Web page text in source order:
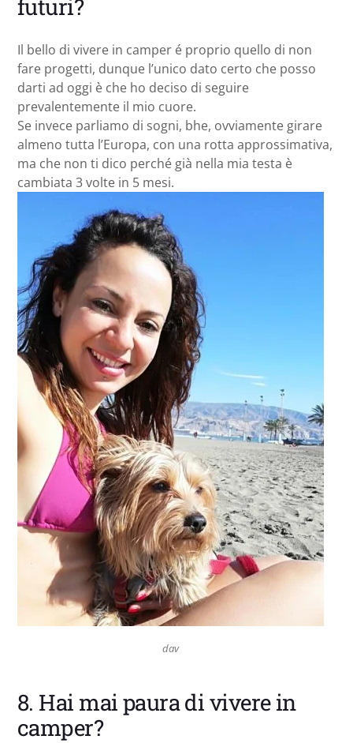
futuri?
Il bello di vivere in camper é proprio quello di non
fare progetti, dunque l’unico dato certo che posso
darti ad oggi è che ho deciso di seguire
prevalentemente il mio cuore.
Se invece parliamo di sogni, bhe, ovviamente girare
almeno tutta l’Europa, con una rotta approssimativa,
ma che non ti dico perché già nella mia testa è
cambiata 3 volte in 5 mesi.
dav
8. Hai mai paura di vivere in
camper?